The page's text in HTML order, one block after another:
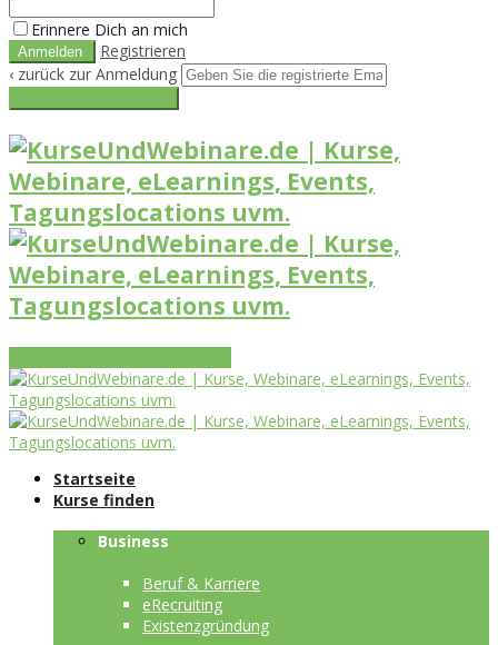
Erinnere Dich an mich
Registrieren
‹ zurück zur Anmeldung
Startseite
Kurse finden
Business
Beruf & Karriere
eRecruiting
Existenzgründung